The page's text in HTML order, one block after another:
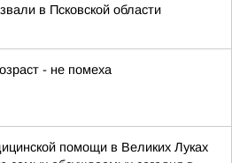
в Псковской области
- не помеха
помощи в Великих Луках